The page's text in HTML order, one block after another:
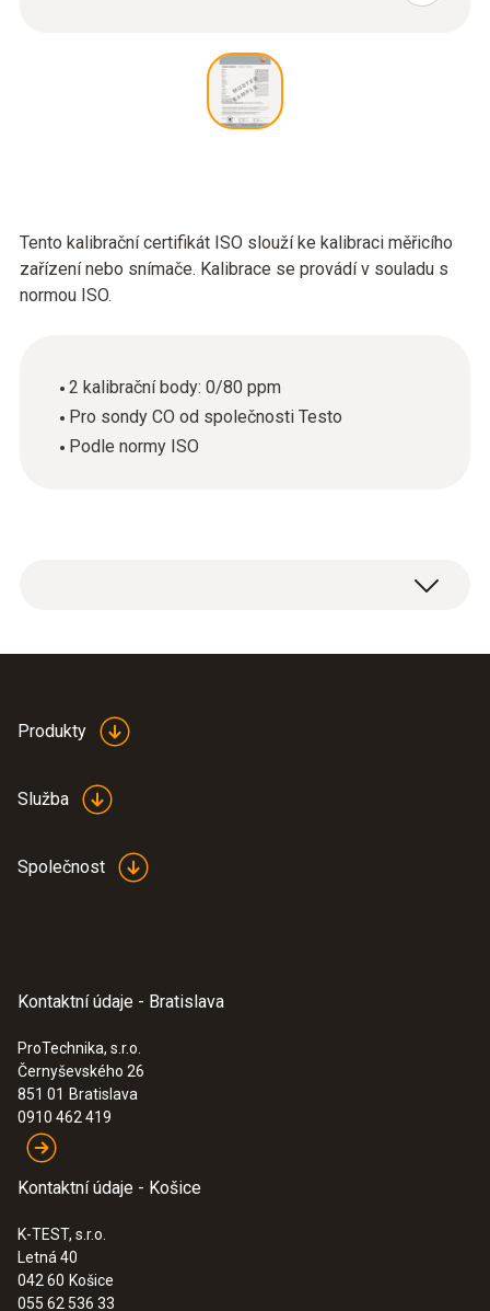
Tento kalibrační certifikát ISO slouží ke kalibraci měřicího
zařízení nebo snímače. Kalibrace se provádí v souladu s
normou ISO.
2 kalibrační body: 0/80 ppm
Pro sondy CO od společnosti Testo
Podle normy ISO
Rozsah dodávky: ISO kalibrační certifikát CO
Produkty
Služba
Společnost
Kontaktní údaje - Bratislava
ProTechnika, s.r.o.
Černyševského 26
851 01 Bratislava
0910 462 419
Kontaktní údaje - Košice
K-TEST, s.r.o.
Letná 40
042 60 Košice
055 62 536 33